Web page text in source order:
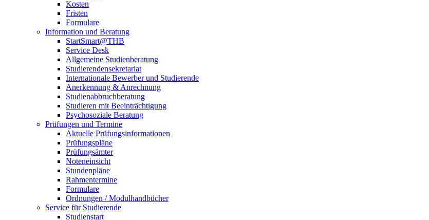
Kosten
Fristen
Formulare
Information und Beratung
StartSmart@THB
Service Desk
Allgemeine Studienberatung
Studierendensekretariat
Internationale Bewerber und Studierende
Anerkennung & Anrechnung
Studienabbruchberatung
Studieren mit Beeinträchtigung
Psychosoziale Beratung
Prüfungen und Termine
Aktuelle Prüfungsinformationen
Prüfungspläne
Prüfungsämter
Noteneinsicht
Stundenpläne
Rahmentermine
Formulare
Ordnungen / Modulhandbücher
Service für Studierende
Studienstart